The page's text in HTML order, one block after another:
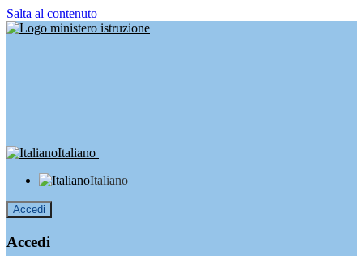
Salta al contenuto
Italiano
Italiano
Accedi
Accedi